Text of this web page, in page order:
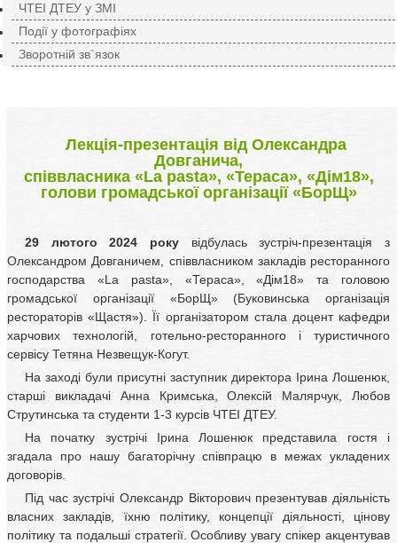
ЧТЕІ ДТЕУ у ЗМІ
Події у фотографіях
Зворотній зв`язок
Лекція-презентація від Олександра
Довганича,
співвласника «La pasta», «Тераса», «Дім18»,
голови громадської організації «БорЩ»
29 лютого 2024 року відбулась зустріч-презентація з
Олександром Довганичем, співвласником закладів ресторанного
господарства «La pasta», «Тераса», «Дім18» та головою
громадської організації «БорЩ» (Буковинська організація
рестораторів «Щастя»). Її організатором стала доцент кафедри
харчових технологій, готельно-ресторанного і туристичного
сервісу Тетяна Незвещук-Когут.
На заході були присутні заступник директора Ірина Лошенюк,
старші викладачі Анна Кримська, Олексій Малярчук, Любов
Струтинська та студенти 1-3 курсів ЧТЕІ ДТЕУ.
На початку зустрічі Ірина Лошенюк представила гостя і
згадала про нашу багаторічну співпрацю в межах укладених
договорів.
Під час зустрічі Олександр Вікторович презентував діяльність
власних закладів, їхню політику, концепції діяльності, цінову
політику та подальші стратегії. Особливу увагу спікер акцентував